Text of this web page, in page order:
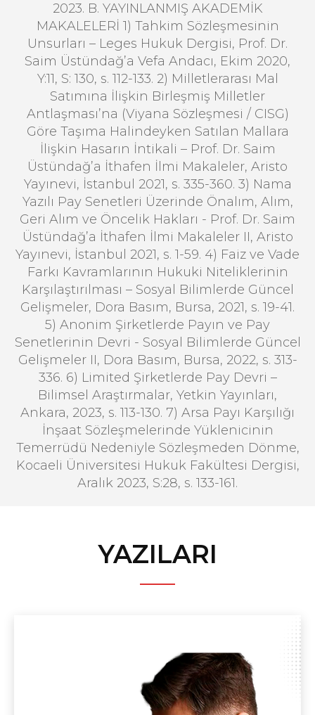
2023. B. YAYINLANMIŞ AKADEMİK
MAKALELERİ 1) Tahkim Sözleşmesinin
Unsurları – Leges Hukuk Dergisi, Prof. Dr.
Saim Üstündağ’a Vefa Andacı, Ekim 2020,
Y:11, S: 130, s. 112-133. 2) Milletlerarası Mal
Satımına İlişkin Birleşmiş Milletler
Antlaşması’na (Viyana Sözleşmesi / CISG)
Göre Taşıma Halindeyken Satılan Mallara
İlişkin Hasarın İntikali – Prof. Dr. Saim
Üstündağ’a İthafen İlmi Makaleler, Aristo
Yayınevi, İstanbul 2021, s. 335-360. 3) Nama
Yazılı Pay Senetleri Üzerinde Önalım, Alım,
Geri Alım ve Öncelik Hakları - Prof. Dr. Saim
Üstündağ’a İthafen İlmi Makaleler II, Aristo
Yayınevi, İstanbul 2021, s. 1-59. 4) Faiz ve Vade
Farkı Kavramlarının Hukuki Niteliklerinin
Karşılaştırılması – Sosyal Bilimlerde Güncel
Gelişmeler, Dora Basım, Bursa, 2021, s. 19-41.
5) Anonim Şirketlerde Payın ve Pay
Senetlerinin Devri - Sosyal Bilimlerde Güncel
Gelişmeler II, Dora Basım, Bursa, 2022, s. 313-
336. 6) Limited Şirketlerde Pay Devri –
Bilimsel Araştırmalar, Yetkin Yayınları,
Ankara, 2023, s. 113-130. 7) Arsa Payı Karşılığı
İnşaat Sözleşmelerinde Yüklenicinin
Temerrüdü Nedeniyle Sözleşmeden Dönme,
Kocaeli Üniversitesi Hukuk Fakültesi Dergisi,
Aralık 2023, S:28, s. 133-161.
YAZILARI